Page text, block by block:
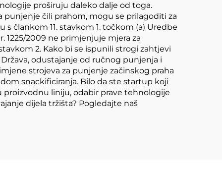
proširuju daleko dalje od toga.
punjenje čili prahom, mogu se prilagoditi za
člankom 11. stavkom 1. točkom (a) Uredbe
1225/2009 ne primjenjuje mjera za
2. Kako bi se ispunili strogi zahtjevi
odustajanje od ručnog punjenja i
strojeva za punjenje začinskog praha
snackificiranja. Bilo da ste startup koji
proizvodnu liniju, odabir prave tehnologije
dijela tržišta? Pogledajte naš